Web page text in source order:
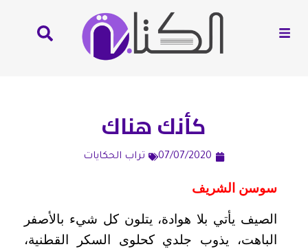
كأنك هناك
07/07/2020 تراب الحكايات
سوسن الشريف
الصيف يأتي بلا هوادة، يتلون كل شيء بالأصفر
الباهت، يذوب جلدي كحلوى السكر القطنية،